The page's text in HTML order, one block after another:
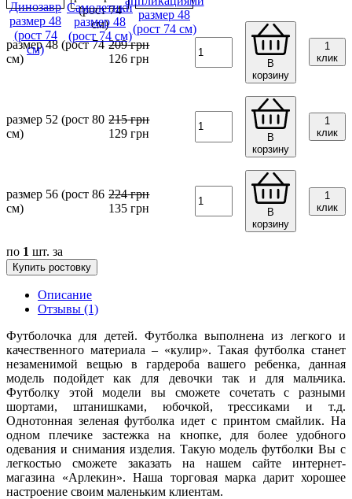
размер 48 (рост 74
см)
209грн
126 грн
В
корзину
1
клик
размер 52 (рост 80
см)
215грн
129 грн
В
корзину
1
клик
размер 56 (рост 86
см)
224грн
135 грн
В
корзину
1
клик
по 1 шт. за
Купить ростовку
Описание
Отзывы (1)
Футболочка для детей. Футболка выполнена из легкого и
качественного материала – «кулир». Такая футболка станет
незаменимой вещью в гардероба вашего ребенка, данная
модель подойдет как для девочки так и для мальчика.
Футболку этой модели вы сможете сочетать с разными
шортами, штанишками, юбочкой, трессиками и т.д.
Однотонная зеленая футболка идет с принтом смайлик. На
одном плечике застежка на кнопке, для более удобного
одевания и снимания изделия. Такую модель футболки Вы с
легкостью сможете заказать на нашем сайте интернет-
магазина «Арлекин». Наша торговая марка дарит хорошее
настроение своим маленьким клиентам.